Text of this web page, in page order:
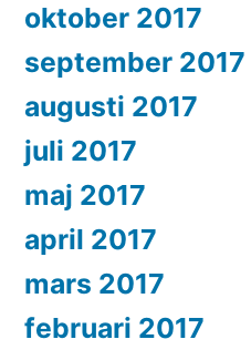
oktober 2017
september 2017
augusti 2017
juli 2017
maj 2017
april 2017
mars 2017
februari 2017